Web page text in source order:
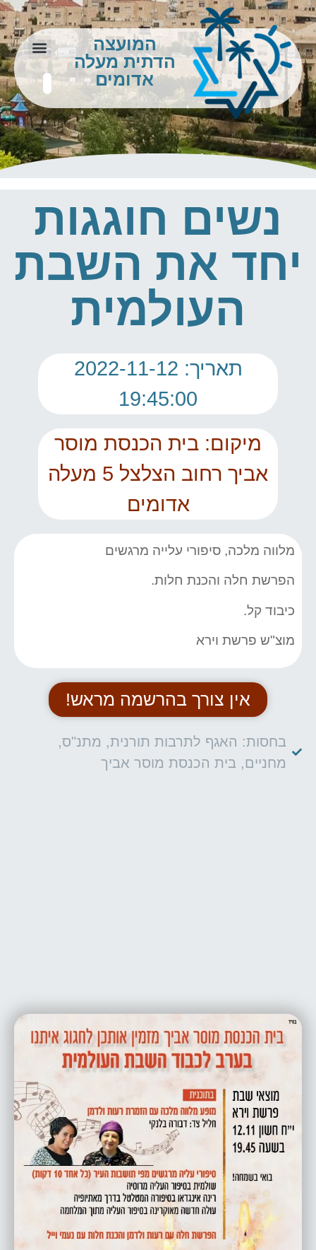
המועצה
הדתית מעלה
אדומים
נשים חוגגות
יחד את השבת
העולמית
תאריך: 2022-11-12
19:45:00
מיקום: בית הכנסת מוסר
אביך רחוב הצלצל 5 מעלה
אדומים
מלווה מלכה, סיפורי עלייה מרגשים
הפרשת חלה והכנת חלות.
כיבוד קל.
מוצ"ש פרשת וירא
אין צורך בהרשמה מראש!
בחסות: האגף לתרבות תורנית, מתנ"ס,
מחניים, בית הכנסת מוסר אביך